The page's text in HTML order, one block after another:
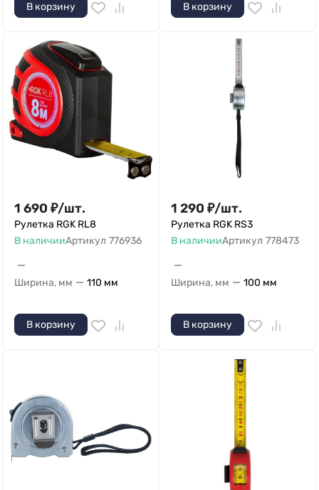
В корзину В корзину
1 690 ₽/шт.
Рулетка RGK RL8
В наличииАртикул 776936
—
Ширина, мм — 110 мм
В корзину
1 290 ₽/шт.
Рулетка RGK RS3
В наличииАртикул 778473
—
Ширина, мм — 100 мм
В корзину